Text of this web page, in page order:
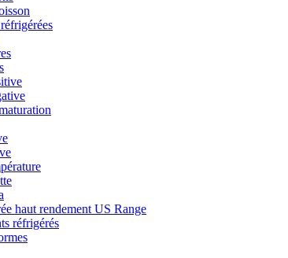
haut rendement US Range
réfrigérés